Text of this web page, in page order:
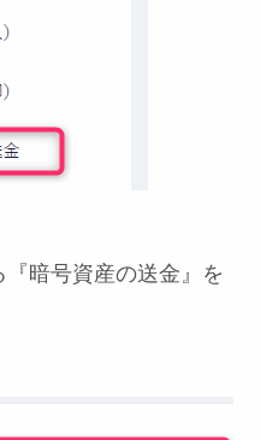
『暗号資産の送金』を